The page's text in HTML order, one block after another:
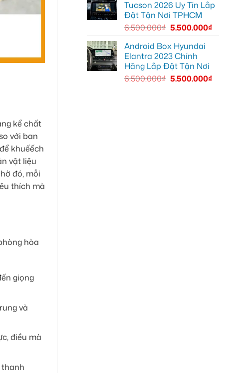
kể chất
với ban
khuếếch
vật liệu
đó, mỗi
thích mà
hòa
giọng
và
điều mà
thanh
Tucson 2026 Uy Tín Lắp
Đặt Tận Nơi TPHCM
6.500.000₫ 5.500.000₫
Android Box Hyundai
Elantra 2023 Chính
Hãng Lắp Đặt Tận Nơi
6.500.000₫ 5.500.000₫